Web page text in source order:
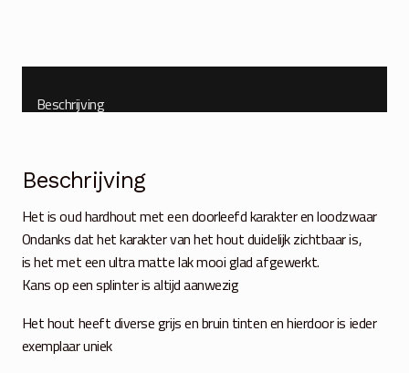
vergrijsd
aantalBeschrijving
Beschrijving
Het is oud hardhout met een doorleefd karakter en loodzwaar
Ondanks dat het karakter van het hout duidelijk zichtbaar is,
is het met een ultra matte lak mooi glad afgewerkt.
Kans op een splinter is altijd aanwezig
Het hout heeft diverse grijs en bruin tinten en hierdoor is ieder
exemplaar uniek